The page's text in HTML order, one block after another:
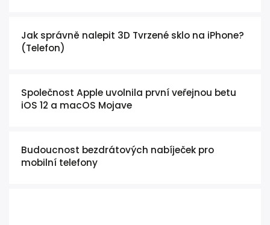
Jak správně nalepit 3D Tvrzené sklo na iPhone?
(Telefon)
Společnost Apple uvolnila první veřejnou betu
iOS 12 a macOS Mojave
Budoucnost bezdrátových nabíječek pro
mobilní telefony